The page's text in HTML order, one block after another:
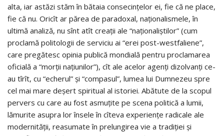
alta, iar astăzi stăm în bătaia consecinţelor ei, fie că ne pla­ce,
fie că nu. Oricît ar pă­rea de paradoxal, naţio­na­lis­­­me­le, în
ultimă analiză, nu sînt atît cre­­aţii ale “naţio­na­­lişti­lor” (cum
proclamă politologii de serviciu ai “erei post-westfaliene”,
care pregătesc o­pi­nia publică mon­­dială pentru pro­cla­ma­rea
oficială a “morţii naţiu­ni­lor”), cît ale acelor agenţi di­zol­­vanţi ce-
au tîrît, cu “echerul” şi “com­pasul”, lumea lui Dumnezeu spre
cel mai ma­re de­şert spi­ritual al istoriei. Abătute de la scopul
pervers cu care au fost asmuţite pe scena politică a lumii,
lămurite asupra lor însele în cîteva experienţe radicale ale
modernităţii, reasumate în prelungirea vie a tradiţiei şi